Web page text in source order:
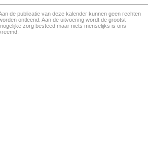
de publicatie van deze kalender kunnen geen rechten
ontleend. Aan de uitvoering wordt de grootst
zorg besteed maar niets menselijks is ons